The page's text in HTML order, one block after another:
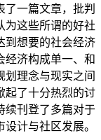
一篇文章，批判
为这些所谓的好社
到想要的社会经济
经济构成单一、和
划理念与现实之间
起了十分热烈的讨
续刊登了多篇对于
计与社区发展。